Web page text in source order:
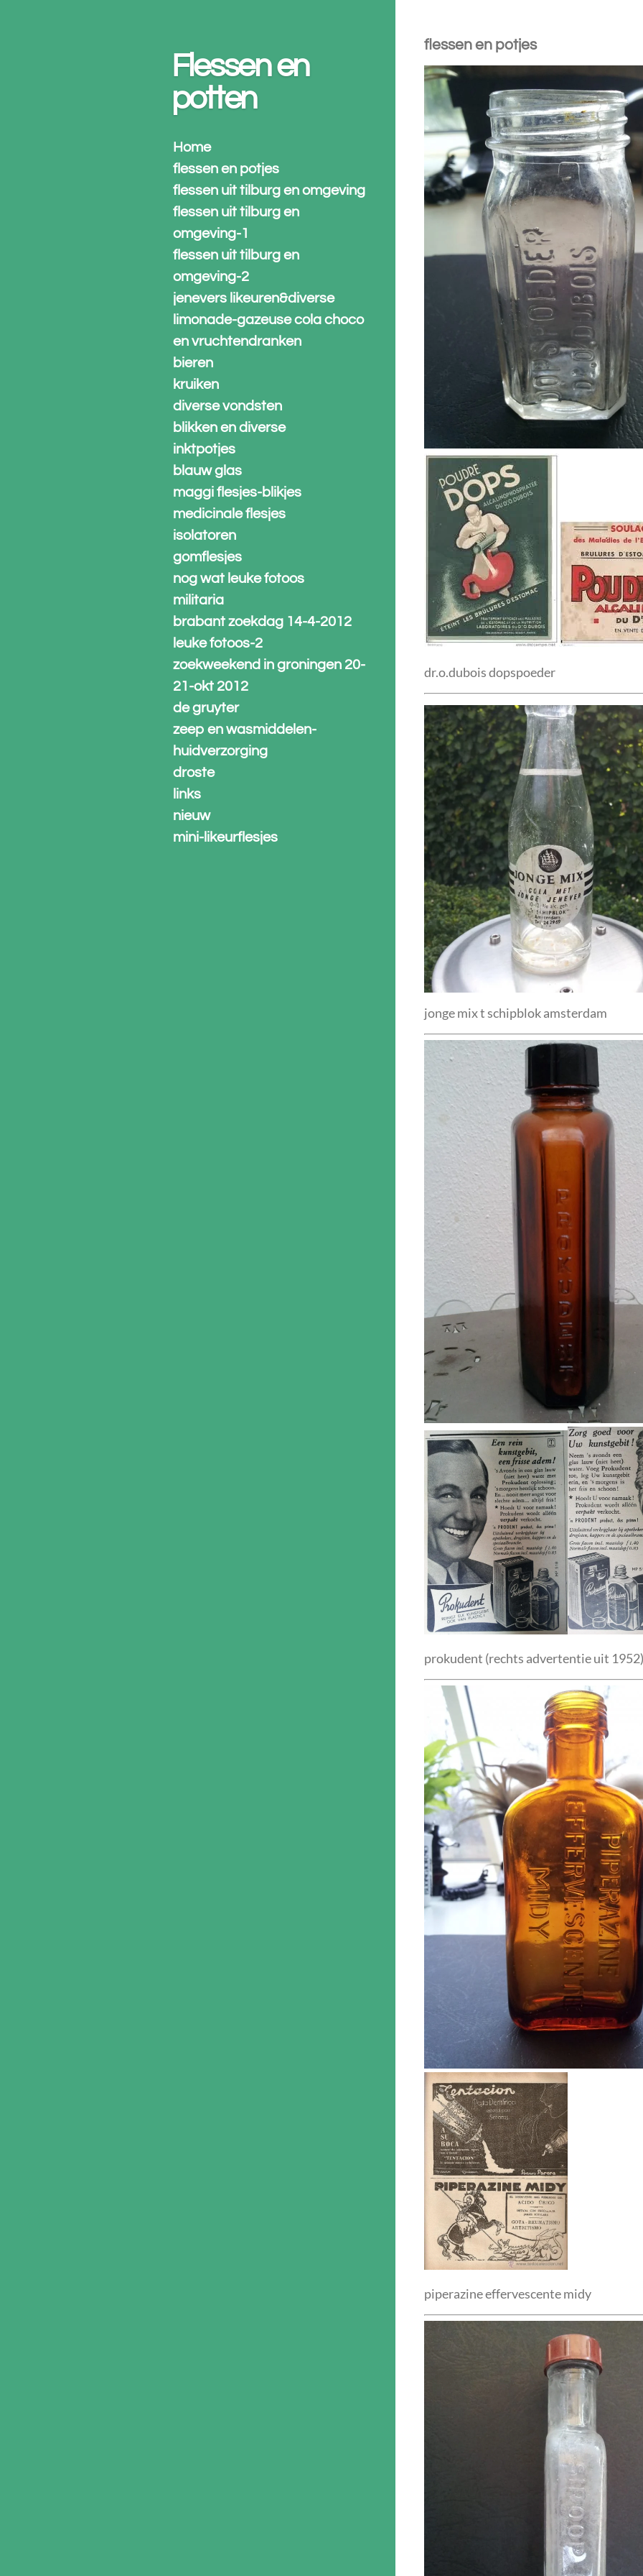
flessen en potjes
dr.o.dubois dopspoeder
jonge mix t schipblok amsterdam
prokudent (rechts advertentie uit
piperazine effervescente midy
Flessen en
potten
Home
flessen en potjes
flessen uit tilburg en omgeving
flessen uit tilburg en
omgeving-1
flessen uit tilburg en
omgeving-2
jenevers likeuren&diverse
limonade-gazeuse cola choco
en vruchtendranken
bieren
kruiken
diverse vondsten
blikken en diverse
inktpotjes
blauw glas
maggi flesjes-blikjes
medicinale flesjes
isolatoren
gomflesjes
nog wat leuke fotoos
militaria
brabant zoekdag 14-4-2012
leuke fotoos-2
zoekweekend in groningen 20-
21-okt 2012
de gruyter
zeep en wasmiddelen-
huidverzorging
droste
links
nieuw
mini-likeurflesjes